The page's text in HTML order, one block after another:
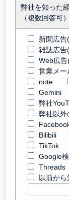
弊社を知った
（複数回答可）
新聞広
雑誌広告
Web広
営業メー
note
Gemini
弊社
弊社以外
Bilibili
TikTok
Google
Threads
以前か